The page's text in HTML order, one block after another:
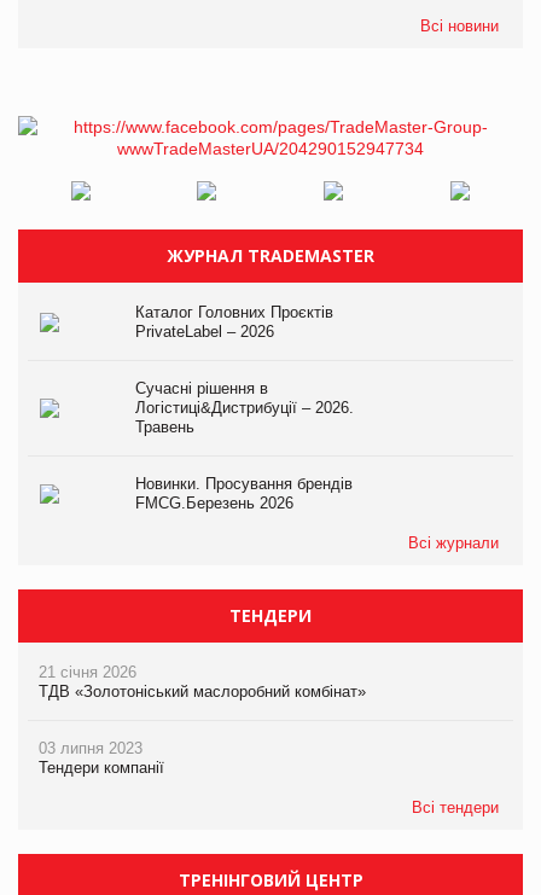
Всі новини
ЖУРНАЛ TRADEMASTER
Каталог Головних Проєктів
PrivateLabel – 2026
Сучасні рішення в
Логістиці&Дистрибуції – 2026.
Травень
Новинки. Просування брендів
FMCG.Березень 2026
Всі журнали
ТЕНДЕРИ
21 січня 2026
ТДВ «Золотоніський маслоробний комбінат»
03 липня 2023
Тендери компанії
Всі тендери
ТРЕНІНГОВИЙ ЦЕНТР